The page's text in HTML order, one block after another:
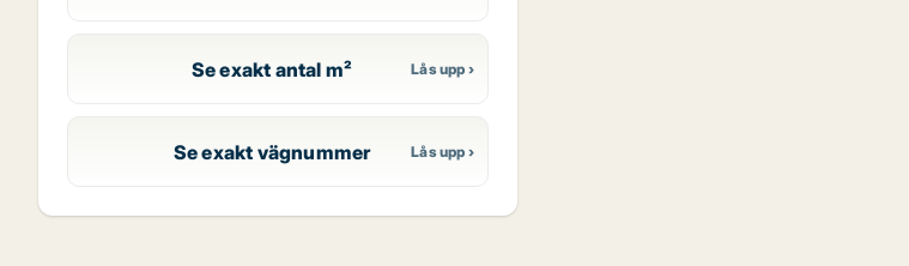
Se exakt antal m²
Se exakt vägnummer